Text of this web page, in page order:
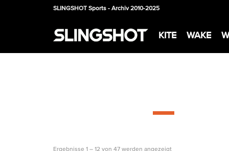
SLINGSHOT Sports - Archiv 2010-2025
KITE WAKE
Ergebnisse 1 – 12 von 47 werden angezeigt